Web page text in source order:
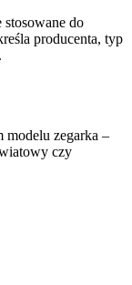
stosowane do
producenta, typ
zegarka –
czy